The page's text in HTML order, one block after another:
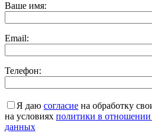
Ваше имя:
Email:
Телефон:
Я даю согласие на обработку
на условиях политики в отношении
данных